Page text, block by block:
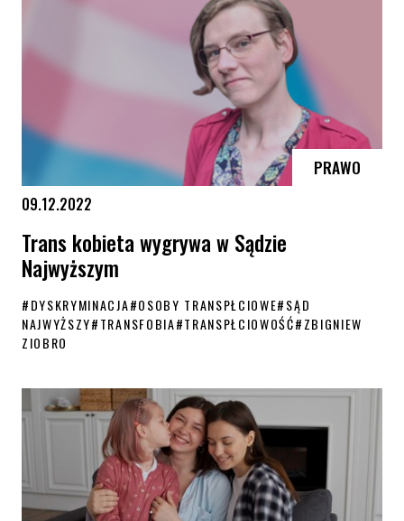
PRAWO
09.12.2022
Trans kobieta wygrywa w Sądzie
Najwyższym
#DYSKRYMINACJA#OSOBY TRANSPŁCIOWE#SĄD
NAJWYŻSZY#TRANSFOBIA#TRANSPŁCIOWOŚĆ#ZBIGNIEW
ZIOBRO